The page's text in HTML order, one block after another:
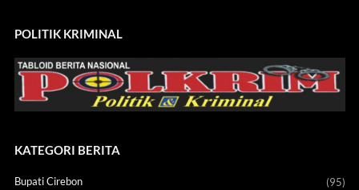
POLITIK KRIMINAL
KATEGORI BERITA
Bupati Cirebon
(95)